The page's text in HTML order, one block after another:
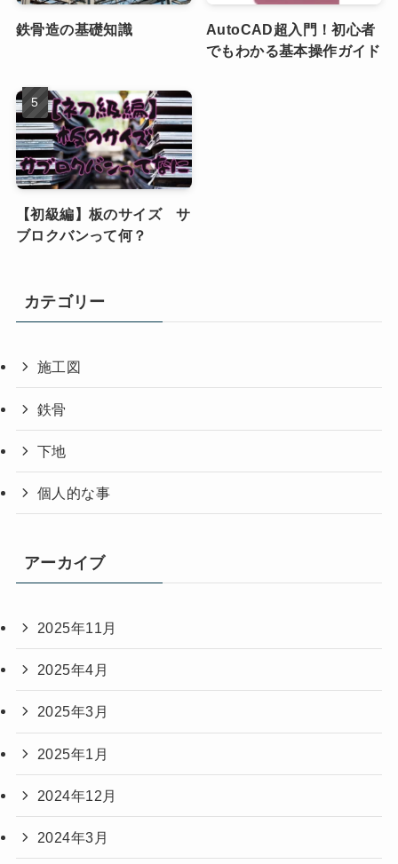
鉄骨造の基礎知識
AutoCAD超入門！初心者
でもわかる基本操作ガイド
【初級編】板のサイズ サ
ブロクバンって何？
カテゴリー
施工図
鉄骨
下地
個人的な事
アーカイブ
2025年11月
2025年4月
2025年3月
2025年1月
2024年12月
2024年3月